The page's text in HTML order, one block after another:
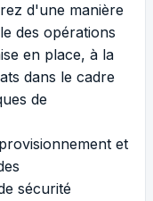
d'une manière
des opérations
en place, à la
dans le cadre
de
et
sécurité